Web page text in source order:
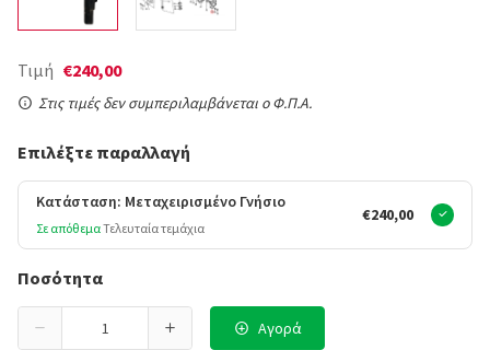
Τιμή €240,00
Στις τιμές δεν συμπεριλαμβάνεται ο Φ.Π.Α.
Επιλέξτε παραλλαγή
Κατάσταση: Μεταχειρισμένο Γνήσιο
Σε απόθεμαΤελευταία τεμάχια
€240,00
Ποσότητα
Αγορά